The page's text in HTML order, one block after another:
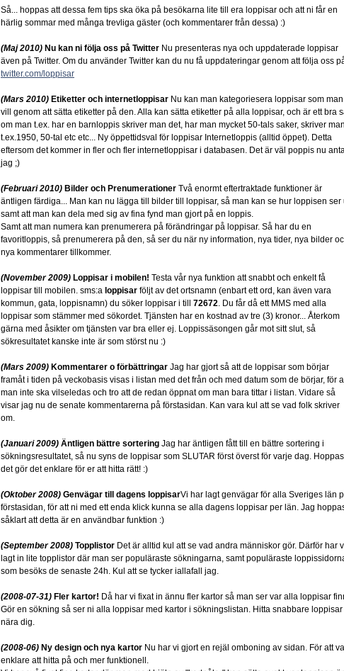
Så... hoppas att dessa fem tips ska öka på besökarna lite till era loppisar och att ni får en
härlig sommar med många trevliga gäster (och kommentarer från dessa) :)
(Maj 2010) Nu kan ni följa oss på Twitter Nu presenteras nya och uppdaterade loppisar
även på Twitter. Om du använder Twitter kan du nu få uppdateringar genom att följa oss
twitter.com/loppisar
(Mars 2010) Etiketter och internetloppisar Nu kan man kategoriesera loppisar som man
vill genom att sätta etiketter på den. Alla kan sätta etiketter på alla loppisar, och är ett bra
om man t.ex. har en barnloppis skriver man det, har man mycket 50-tals saker, skriver man
t.ex.1950, 50-tal etc etc... Ny öppettidsval för loppisar Internetloppis (alltid öppet). Detta
eftersom det kommer in fler och fler internetloppisar i databasen. Det är väl poppis nu
jag ;)
(Februari 2010) Bilder och Prenumerationer Två enormt eftertraktade funktioner är
äntligen färdiga... Man kan nu lägga till bilder till loppisar, så man kan se hur loppisen ser
samt att man kan dela med sig av fina fynd man gjort på en loppis.
Samt att man numera kan prenumerera på förändringar på loppisar. Så har du en
favoritloppis, så prenumerera på den, så ser du när ny information, nya tider, nya bilder
nya kommentarer tillkommer.
(November 2009) Loppisar i mobilen! Testa vår nya funktion att snabbt och enkelt få
loppisar till mobilen. sms:a loppisar följt av det ortsnamn (enbart ett ord, kan även vara
kommun, gata, loppisnamn) du söker loppisar i till 72672. Du får då ett MMS med alla
loppisar som stämmer med sökordet. Tjänsten har en kostnad av tre (3) kronor... Återkom
gärna med åsikter om tjänsten var bra eller ej. Loppissäsongen går mot sitt slut, så
sökresultatet kanske inte är som störst nu :)
(Mars 2009) Kommentarer o förbättringar Jag har gjort så att de loppisar som börjar
framåt i tiden på veckobasis visas i listan med det från och med datum som de börjar, för
man inte ska vilseledas och tro att de redan öppnat om man bara tittar i listan. Vidare så
visar jag nu de senate kommentarerna på förstasidan. Kan vara kul att se vad folk skriver
om.
(Januari 2009) Äntligen bättre sortering Jag har äntligen fått till en bättre sortering i
sökningsresultatet, så nu syns de loppisar som SLUTAR först överst för varje dag. Hoppas
det gör det enklare för er att hitta rätt! :)
(Oktober 2008) Genvägar till dagens loppisarVi har lagt genvägar för alla Sveriges län
förstasidan, för att ni med ett enda klick kunna se alla dagens loppisar per län. Jag
såklart att detta är en användbar funktion :)
(September 2008) Topplistor Det är alltid kul att se vad andra människor gör. Därför har
lagt in lite topplistor där man ser populäraste sökningarna, samt populäraste
som besöks de senaste 24h. Kul att se tycker iallafall jag.
(2008-07-31) Fler kartor! Då har vi fixat in ännu fler kartor så man ser var alla loppisar
Gör en sökning så ser ni alla loppisar med kartor i sökningslistan. Hitta snabbare loppisar
nära dig.
(2008-06) Ny design och nya kartor Nu har vi gjort en rejäl omboning av sidan. För att
enklare att hitta på och mer funktionell.